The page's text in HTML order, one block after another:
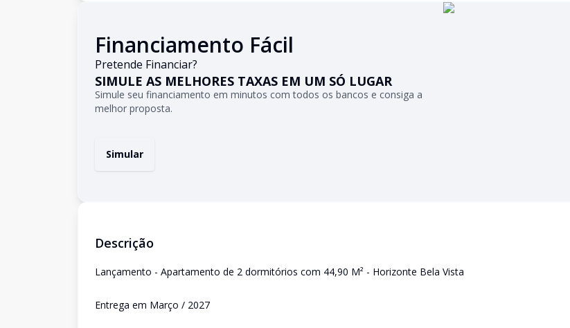
Financiamento Fácil
Pretende Financiar?
SIMULE AS MELHORES TAXAS EM UM SÓ LUGAR
Simule seu financiamento em minutos com todos os bancos e consiga a
melhor proposta.
Simular
Descrição
Lançamento - Apartamento de 2 dormitórios com 44,90 M² - Horizonte Bela Vista
Entrega em Março / 2027